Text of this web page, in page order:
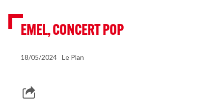
EMEL, CONCERT POP
18/05/2024 Le Plan